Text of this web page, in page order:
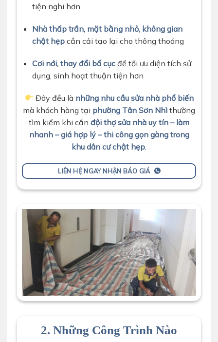
tiện nghi hơn
Nhà thấp trần, mặt bằng nhỏ, không gian
chật hẹpcần cải tạo lại cho thông thoáng
Cơi nới, thay đổi bố cụcđể tối ưu diện tích sử
dụng, sinh hoạt thuận tiện hơn
Đây đều là những nhu cầu sửa nhà phổ biến
mà khách hàng tại phường Tân Sơn Nhì thường
tìm kiếm khi cần đội thợ sửa nhà uy tín – làm
nhanh – giá hợp lý – thi công gọn gàng trong
khu dân cư chật hẹp
LIÊN HỆ NGAY NHẬN BÁO GIÁ
che bạt trước khi sơn nhà chung cư
2. Những Công Trình Nào